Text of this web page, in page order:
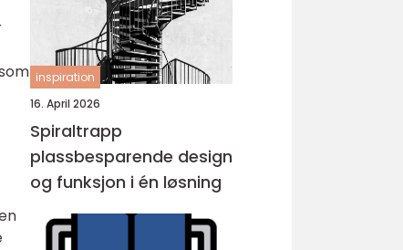
inspiration
16. April 2026
Spiraltrapp
plassbesparende design
og funksjon i én løsning